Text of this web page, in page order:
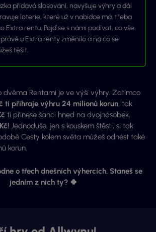
přidává slosování, navyšuje výhry a dál
loterie, které už v nabídce má, třeba
Extra rentu. Pojď se s námi podívat, co vše
u Extra renty změnilo a na co se
těšit.
dvěma Rentami je ve výši výhry. Zatímco
ti přihraje výhru 24 milionů korun, tak
ti přinese šanci hned na dvojnásobek,
Jednoduše, jen s kouskem štěstí, si tak
Cesty kolem světa můžeš odnést také
korun.
o třech dnešních výhercích. Staneš se
jedním z nich ty? 🍀